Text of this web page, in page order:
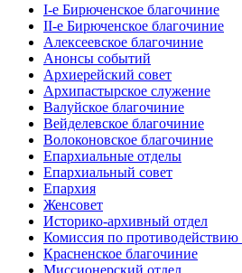
I-е Бирюченское благочиние
II-е Бирюченское благочиние
Алексеевское благочиние
Анонсы событий
Архиерейский совет
Архипастырское служение
Валуйское благочиние
Вейделевское благочиние
Волоконовское благочиние
Епархиальные отделы
Епархиальный совет
Епархия
Женсовет
Историко-архивный отдел
Комиссия по противодействию
Красненское благочиние
Миссионерский отдел